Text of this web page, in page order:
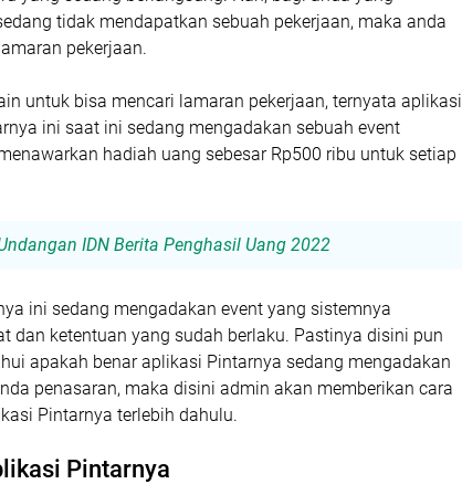
tidak mendapatkan sebuah pekerjaan, maka anda
pekerjaan.
untuk bisa mencari lamaran pekerjaan, ternyata aplikasi
ini saat ini sedang mengadakan sebuah event
hadiah uang sebesar Rp500 ribu untuk setiap
IDN Berita Penghasil Uang 2022
ini sedang mengadakan event yang sistemnya
dan ketentuan yang sudah berlaku. Pastinya disini pun
apakah benar aplikasi Pintarnya sedang mengadakan
penasaran, maka disini admin akan memberikan cara
Pintarnya terlebih dahulu.
Pintarnya